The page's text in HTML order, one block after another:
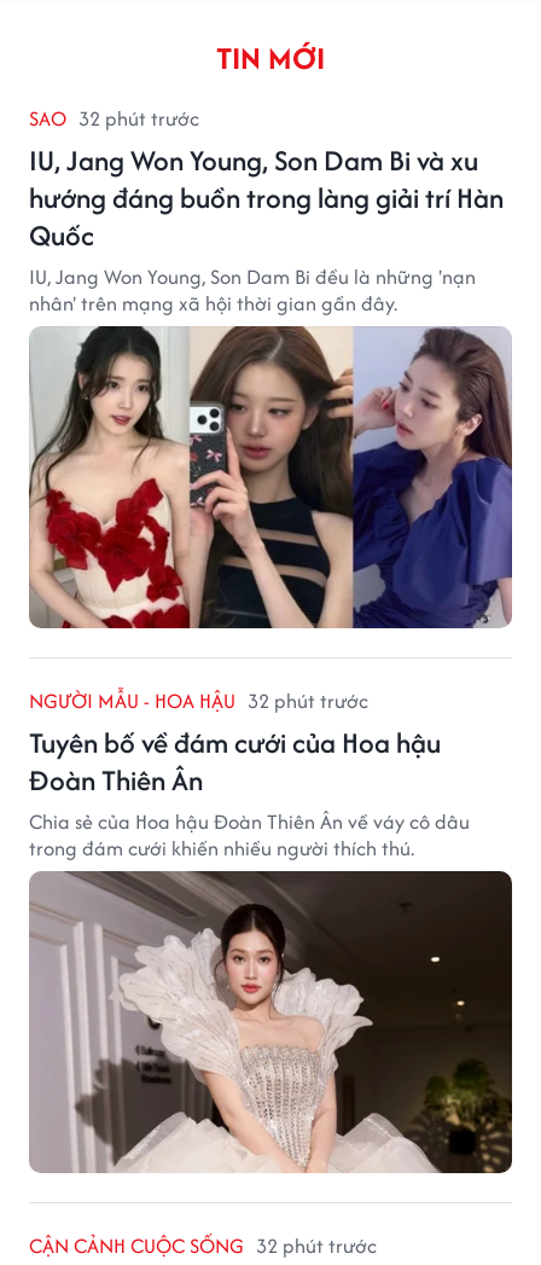
TIN MỚI
SAO 32 phút trước
IU, Jang Won Young, Son Dam Bi và xu
hướng đáng buồn trong làng giải trí Hàn
Quốc
IU, Jang Won Young, Son Dam Bi đều là những 'nạn
nhân' trên mạng xã hội thời gian gần đây.
NGƯỜI MẪU - HOA HẬU 32 phút trước
Tuyên bố về đám cưới của Hoa hậu
Đoàn Thiên Ân
Chia sẻ của Hoa hậu Đoàn Thiên Ân về váy cô dâu
trong đám cưới khiến nhiều người thích thú.
CẬN CẢNH CUỘC SỐNG 32 phút trước